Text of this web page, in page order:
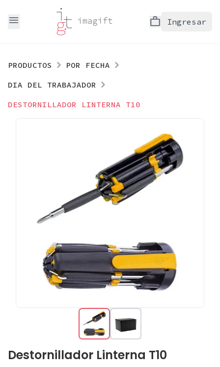
menu work Ingresar
PRODUCTOS
POR FECHA
DIA DEL TRABAJADOR
DESTORNILLADOR LINTERNA T10
Destornillador Linterna T10